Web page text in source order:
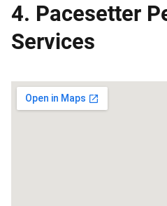
4. Pacesetter
Services